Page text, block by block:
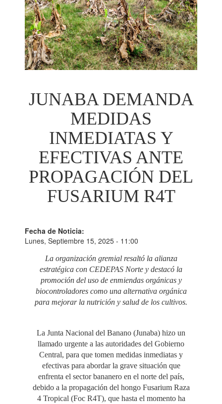
JUNABA DEMANDA
MEDIDAS
INMEDIATAS Y
EFECTIVAS ANTE
PROPAGACIÓN DEL
FUSARIUM R4T
Fecha de Noticia:
Lunes, Septiembre 15, 2025 - 11:00
La organización gremial resaltó la alianza
estratégica con CEDEPAS Norte y destacó la
promoción del uso de enmiendas orgánicas y
biocontroladores como una alternativa orgánica
para mejorar la nutrición y salud de los cultivos.
La Junta Nacional del Banano (Junaba) hizo un
llamado urgente a las autoridades del Gobierno
Central, para que tomen medidas inmediatas y
efectivas para abordar la grave situación que
enfrenta el sector bananero en el norte del país,
debido a la propagación del hongo Fusarium Raza
4 Tropical (Foc R4T), que hasta el momento ha